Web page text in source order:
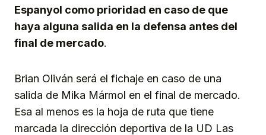
Espanyol como prioridad en caso de que
haya alguna salida en la defensa antes del
final de mercado.
Brian Oliván será el fichaje en caso de una
salida de Mika Mármol en el final de mercado.
Esa al menos es la hoja de ruta que tiene
marcada la dirección deportiva de la UD Las